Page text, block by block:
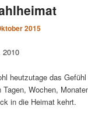
2015
2010
heutzutage das
Wochen,
in die Heimat kehrt.